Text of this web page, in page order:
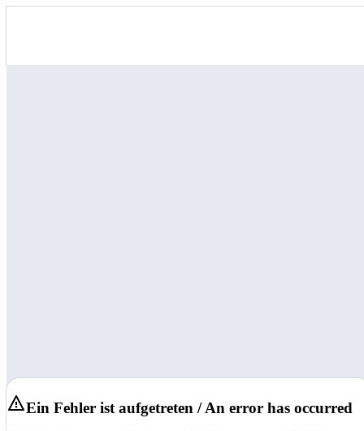
Ein Fehler ist aufgetreten / An error has occurred